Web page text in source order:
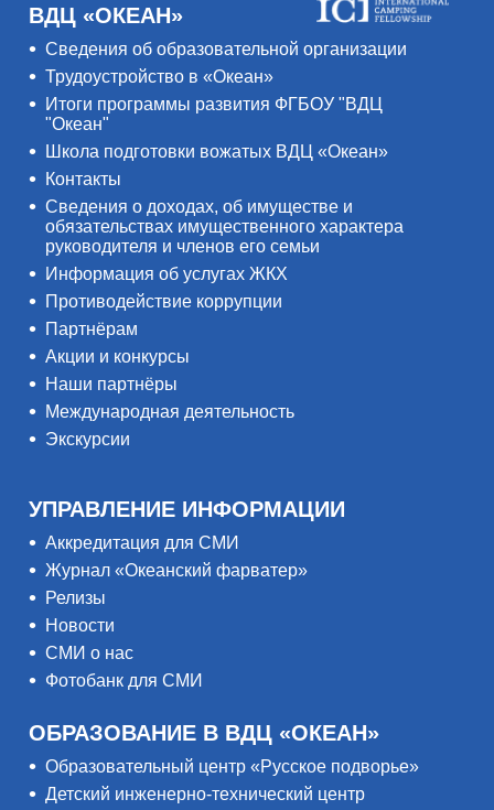
ВДЦ «ОКЕАН»
Сведения об образовательной организации
Трудоустройство в «Океан»
Итоги программы развития ФГБОУ "ВДЦ
"Океан"
Школа подготовки вожатых ВДЦ «Океан»
Контакты
Сведения о доходах, об имуществе и
обязательствах имущественного характера
руководителя и членов его семьи
Информация об услугах ЖКХ
Противодействие коррупции
Партнёрам
Акции и конкурсы
Наши партнёры
Международная деятельность
Экскурсии
УПРАВЛЕНИЕ ИНФОРМАЦИИ
Аккредитация для СМИ
Журнал «Океанский фарватер»
Релизы
Новости
СМИ о нас
Фотобанк для СМИ
ОБРАЗОВАНИЕ В ВДЦ «ОКЕАН»
Образовательный центр «Русское подворье»
Детский инженерно-технический центр